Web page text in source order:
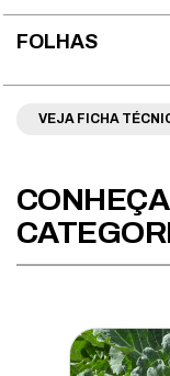
Cebolinha
Cenoura
Chicória
Couve
Couve-rábano
FOLHAS
VEJA FICHA